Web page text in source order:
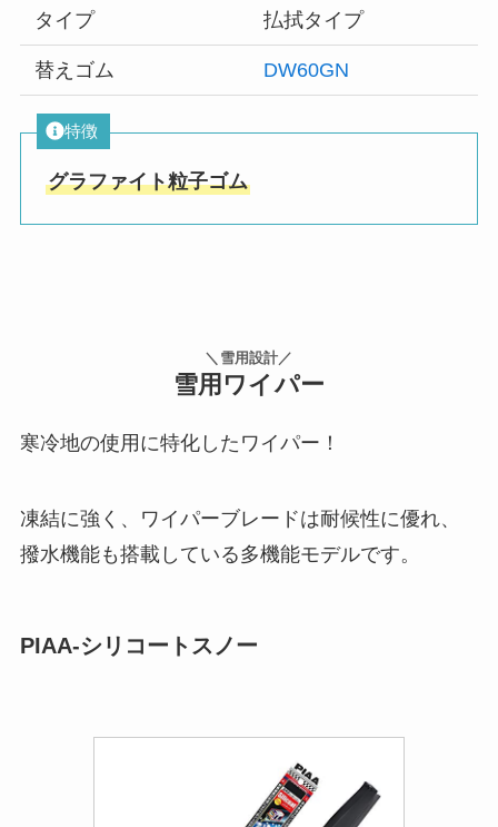
タイプ 払拭タイプ
替えゴム DW60GN
特徴
グラファイト粒子ゴム
＼雪用設計／
雪用ワイパー
寒冷地の使用に特化したワイパー！
凍結に強く、ワイパーブレードは耐候性に優れ、
撥水機能も搭載している多機能モデルです。
PIAA-シリコートスノー